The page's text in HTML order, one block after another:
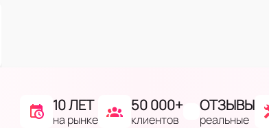
10 ЛЕТ
на рынке
50 000+
клиентов
ОТЗЫВЫ
реальные